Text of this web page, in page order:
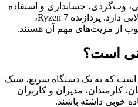
وب‌گردی، حسابداری و استفاده
روزمره، این مدل ارزش خرید بالایی دارد. پردازنده Ryzen 7،
از مزیت‌های مهم آن هستند.
است؟
است که به یک دستگاه سریع، سبک
کارمندان، مدیران و کاربران
خوبی داشته باشند.